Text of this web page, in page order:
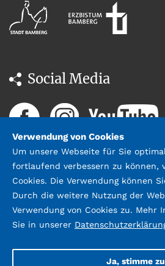
Social Media
Datenschutz
Kontakt
Gestaltung und
Verwendung von Cookies
Um unsere Webseite für Sie
fortlaufend verbessern zu können,
Cookies. Die Verwendung können
Durch die weitere Nutzung der
Verwendung von Cookies zu. Mehr
Sie in unserer
Ja, stimme